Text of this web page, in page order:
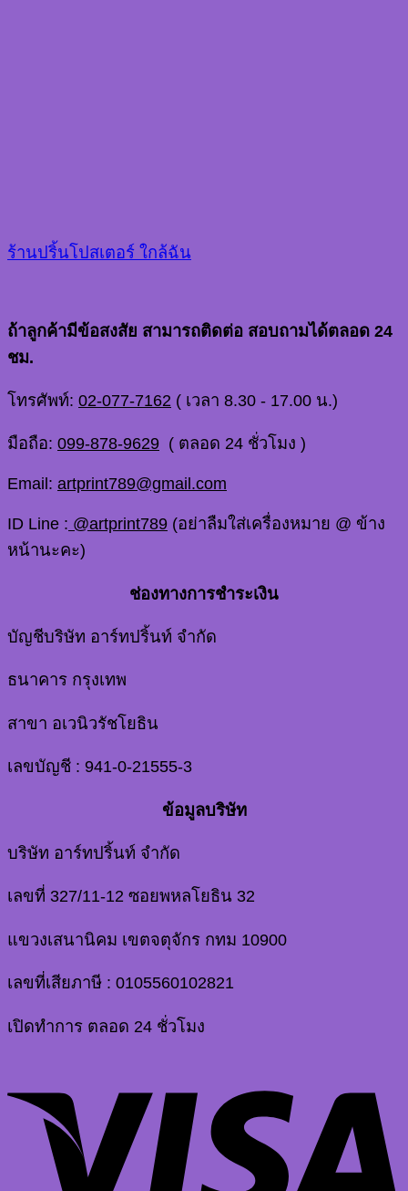
ร้านปริ้นโปสเตอร์ ใกล้ฉัน
ถ้าลูกค้ามีข้อสงสัย สามารถติดต่อ สอบถามได้ตลอด 24
ชม.
โทรศัพท์: 02-077-7162 ( เวลา 8.30 - 17.00 น.)
มือถือ: 099-878-9629 ( ตลอด 24 ชั่วโมง )
Email: artprint789@gmail.com
ID Line : @artprint789 (อย่าลืมใส่เครื่องหมาย @ ข้าง
หน้านะคะ)
ช่องทางการชำระเงิน
บัญชีบริษัท อาร์ทปริ้นท์ จำกัด
ธนาคาร กรุงเทพ
สาขา อเวนิวรัชโยธิน
เลขบัญชี : 941-0-21555-3
ข้อมูลบริษัท
บริษัท อาร์ทปริ้นท์ จำกัด
เลขที่ 327/11-12 ซอยพหลโยธิน 32
แขวงเสนานิคม เขตจตุจักร กทม 10900
เลขที่เสียภาษี : 0105560102821
เปิดทำการ ตลอด 24 ชั่วโมง